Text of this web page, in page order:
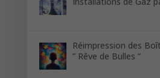
Réimpression des
” Rêve de Bulles “